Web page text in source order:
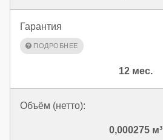
Гарантия
12 мес.
Объём (нетто):
0,000275 м³